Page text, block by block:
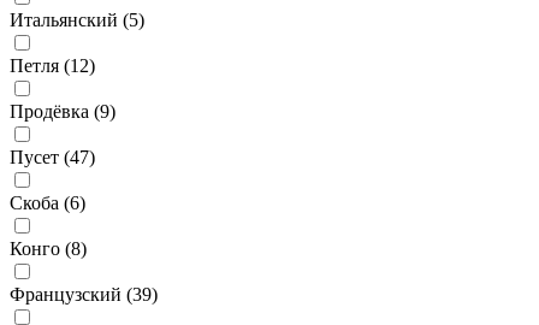
Итальянский (5)
Петля (12)
Продёвка (9)
Пусет (47)
Скоба (6)
Конго (8)
Французский (39)